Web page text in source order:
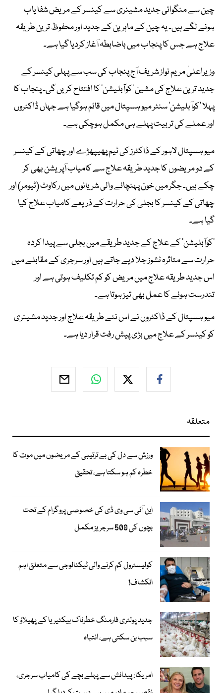
چین سے منگوائی جدید مشینری سے کینسر کے مریض شفا یاب
ہونے لگے ہیں۔ یہ چین کے ماہرین کے جدید اور محفوظ ترین طریقہ
علاج ہے جس کا پنجاب میں باضابطہ آغاز کردیا گیا ہے۔
وزیراعلیٰ مریم نواز شریف آج پنجاب کی سب سے پہلی کینسر کے
جدید ترین علاج کی مشین 'کوآبلیشن' کا افتتاح کریں گی۔ پنجاب کا
پہلا 'کوآبلیشن' سنٹر میو ہسپتال میں قائم ہوگیا ہے جہاں ڈاکٹروں
اور عملے کی تربیت پہلے ہی مکمل ہوچکی ہے۔
میو ہسپتال لاہور کے ڈاکٹرز کی ٹیم پھیپھڑے اور چھاتی کے کینسر
کے دو مریضوں کا جدید طریقہ علاج سے کامیاب آپریشن بھی کر
چکے ہیں۔ جگر میں خون پہنچانے والی شریانوں میں رکاوٹ (ٹیومر) اور
چھاتی کے کینسر کا بجلی کی حرارت کے ذریعے کامیاب علاج کیا
گیا ہے۔
'کوآبلیشن' کے علاج کے جدید طریقے میں بجلی سے پیدا کردہ
حرارت سے متاثرہ ٹشوز جلا دیے جاتے ہیں اور سرجری کے مقابلے میں
اس جدید طریقہ علاج میں مریض کو کم تکلیف ہوتی ہے اور
تندرست ہونے کا عمل بھی تیز ہوتا ہے۔
میو ہسپتال کے ڈاکٹروں نے اس نئے طریقہ علاج اور جدید مشینری
کو کینسر کے علاج میں بڑی پیش رفت قرار دیا ہے۔
متعلقہ
ورزش سے دل کی بے ترتیبی کے مریضوں میں موت کا
خطرہ کم ہو سکتا ہے، تحقیق
این آئی سی وی ڈی کی خصوصی پروگرام کے تحت
بچوں کی 500 سرجریز مکمل
کولیسٹرول کم کرنے والی ٹیکنالوجی سے متعلق اہم
انکشاف!
جدید پولٹری فارمنگ خطرناک بیکٹیریا کے پھیلاؤ کا
سبب بن سکتی ہے، انتباہ
امریکا: پیدائش سے پہلے بچے کی کامیاب سرجری،